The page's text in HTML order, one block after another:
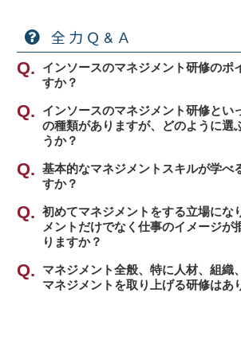
全力Ｑ&Ａ
インソースのマネジメント研修のポ
すか？
インソース公開講座のマネジメント
は、「理論の学習」ではなく、「実
しているところです。プログラムは
重型の教育ではなく、最低限必要な
「現場でどう実践するか」まで落と
例えば、リスク管理がテーマなら「
洗い出す」、業務改善がテーマなら
で実行する業務改善計画を作成する
です。
すれば上手くいくという具体的なノ
インソースのマネジメント研修とい
の種類がありますが、どのように選
うか？
インソース公開講座のマネジメント
分けて５種類のものがあります。
①総合的なマネジメントスキルの向
管理職に求められる要件を理解し、
的に学びます。
基本的なマネジメントスキルが学べ
すか？
「段取り研修～管理職としての基本
スキルを理解する」をおすすめしま
【対象者】
・新任の管理職、現場リーダーの方
・現場で必要とされるマネジメント
初めてマネジメントをする立場にな
メントだけでなく仕事のイメージが
りますか？
「新任管理職研修～自信を持ってマ
める編（２日間）」をおすすめしま
マネジメント全般、特に人材、組織
マネジメントを取り上げる研修はあ
新任管理職研修～求められる３つ